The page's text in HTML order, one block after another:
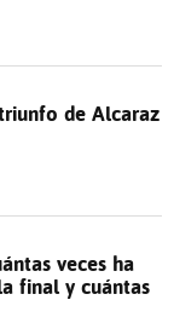
de Alcaraz
veces ha
final y cuántas